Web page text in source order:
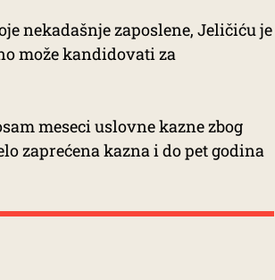
nekadašnje zaposlene, Jeličiću je
može kandidovati za
meseci uslovne kazne zbog
zaprećena kazna i do pet godina